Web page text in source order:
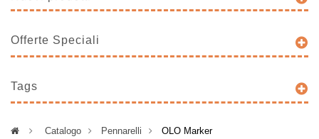
Offerte Speciali
Tags
> Catalogo > Pennarelli > OLO Marker